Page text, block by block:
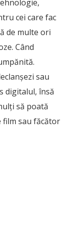
cei care fac
de multe ori
Când
sau
digitalul, însă
să poată
film sau făcător